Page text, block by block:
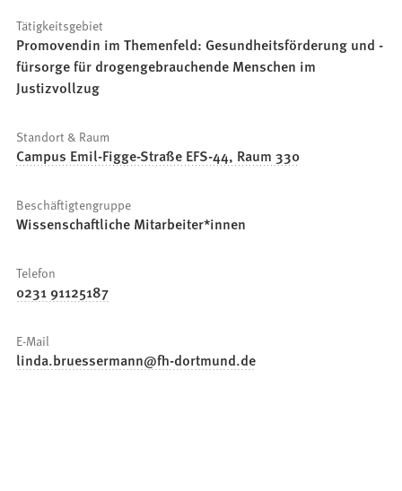
Tätigkeitsgebiet
Promovendin im Themenfeld: Gesundheitsförderung und -
fürsorge für drogengebrauchende Menschen im
Justizvollzug
Standort & Raum
Campus Emil-Figge-Straße EFS-44, Raum 330
Beschäftigtengruppe
Wissenschaftliche Mitarbeiter*innen
Telefon
0231 91125187
E-Mail
linda.bruessermann fh-dortmund de